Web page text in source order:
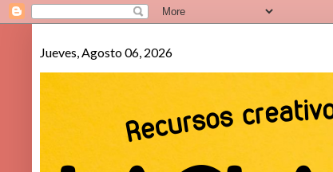
Jueves, Agosto 06, 2026